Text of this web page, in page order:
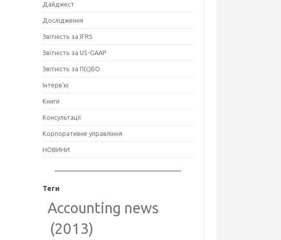
Дайджест
Дослідження
Звітність за IFRS
Звітність за US-GAAP
Звітність за П(с)БО
Інтерв'ю
Книги
Консультації
Корпоративне управління
НОВИНИ
Теги
Accounting news
(2013)